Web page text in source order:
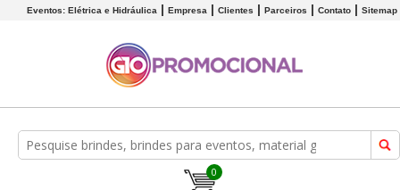
Eventos: Elétrica e Hidráulica Empresa Clientes Parceiros Contato Sitemap
0